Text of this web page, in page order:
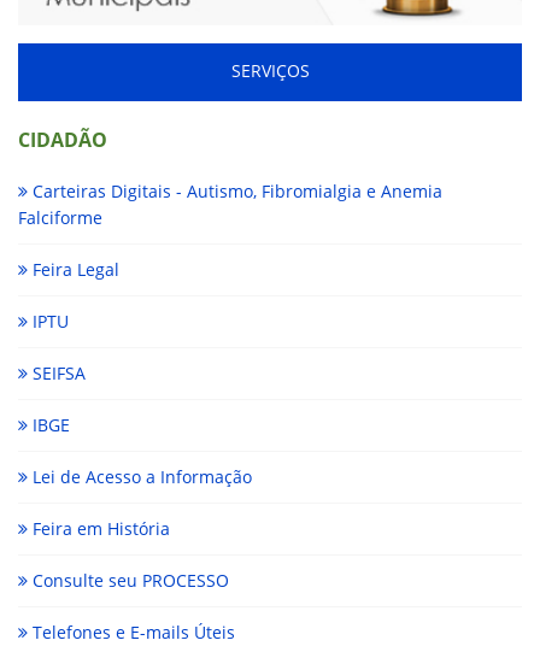
SERVIÇOS
CIDADÃO
Carteiras Digitais - Autismo, Fibromialgia e Anemia
Falciforme
Feira Legal
IPTU
SEIFSA
IBGE
Lei de Acesso a Informação
Feira em História
Consulte seu PROCESSO
Telefones e E-mails Úteis